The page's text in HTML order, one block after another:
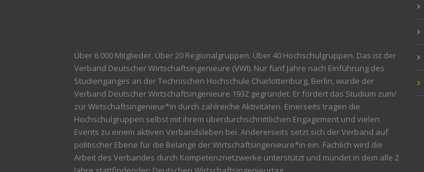
Über 6.000 Mitglieder. Über 20 Regionalgruppen. Über 40 Hochschulgruppen. Das ist der
Verband Deutscher Wirtschaftsingenieure (VWI). Nur fünf Jahre nach Einführung des
Studienganges an der Technischen Hochschule Charlottenburg, Berlin, wurde der
Verband Deutscher Wirtschaftsingenieure 1932 gegründet. Er fördert das Studium zum/
zur Wirtschaftsingenieur*in durch zahlreiche Aktivitäten. Einerseits tragen die
Hochschulgruppen selbst mit ihrem überdurchschnittlichen Engagement und vielen
Events zu einem aktiven Verbandsleben bei. Andererseits setzt sich der Verband auf
politischer Ebene für die Belange der Wirtschaftsingenieure*in ein. Fachlich wird die
Arbeit des Verbandes durch Kompetenznetzwerke unterstützt und mündet in dem alle 2